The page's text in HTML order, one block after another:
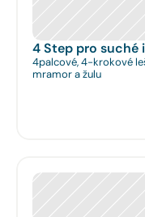
4 Step pro suché
4palcové, 4-krokové
mramor a žulu